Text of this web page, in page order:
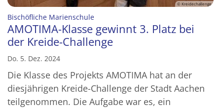
© Kreidechallenge
Bischöfliche Marienschule:
AMOTIMA-Klasse gewinnt 3. Platz bei
der Kreide-Challenge
Do. 5. Dez. 2024
Die Klasse des Projekts AMOTIMA hat an der
diesjährigen Kreide-Challenge der Stadt Aachen
teilgenommen. Die Aufgabe war es, ein